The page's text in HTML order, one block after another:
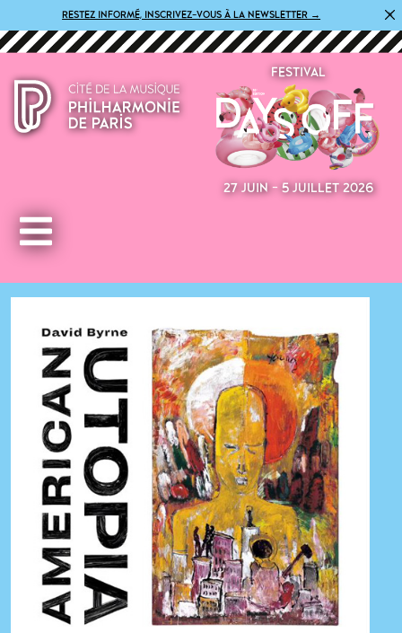
RESTEZ INFORMÉ, INSCRIVEZ-VOUS À LA NEWSLETTER → ×
FESTIVAL
27 JUIN - 5 JUILLET 2026